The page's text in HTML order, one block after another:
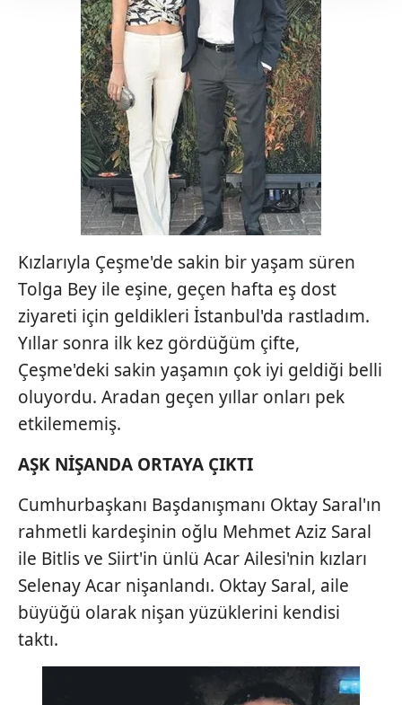
takdirde, kullanıcılara hedefli reklamlar
gösterilmeyecektir."
Sizlere daha iyi bir hizmet sunabilmek için İnternet
Sitemizde kendimize ve üçüncü kişilere ait çerezler
kullanılmaktadır. Bu çerezler vasıtasıyla çeşitli kişisel
verileriniz işlenmekte olup gerekli olan çerezler bilgi
toplumu hizmetlerinin sunulması amacıyla
kullanılmaktadır. Diğer çerezler, sitemizin daha işlevsel
kılınması ve kişiselleştirilmesi ve sizlere yönelik
reklam/pazarlama faaliyetlerinin yapılması, amaçlarıyla
sınırlı olarak açık rızanız dahilinde kullanılacaktır.
Çerezlere ilişkin tercihlerinizi aşağıda yer alan panel
vasıtasıyla belirleyebilirsiniz. Çerezlere ilişkin detaylı bilgi
için Ayarlar butonuna tıklayabilir,Çerez Bilgilendirme
Metnimiziziyaret edebilirsiniz.
6698 sayılı Kişisel Verilerin Korunması Kanunu uyarınca
hazırlanmış Aydınlatma Metnimizi okumak ve sitemizde
almak için lütfentıklayınız.
Kızlarıyla Çeşme'de sakin bir yaşam süren
Tolga Bey ile eşine, geçen hafta eş dost
ziyareti için geldikleri İstanbul'da rastladım.
Yıllar sonra ilk kez gördüğüm çifte,
Çeşme'deki sakin yaşamın çok iyi geldiği belli
oluyordu. Aradan geçen yıllar onları pek
etkilememiş.
AŞK NİŞANDA ORTAYA ÇIKTI
Cumhurbaşkanı Başdanışmanı Oktay Saral'ın
rahmetli kardeşinin oğlu Mehmet Aziz Saral
ile Bitlis ve Siirt'in ünlü Acar Ailesi'nin kızları
Selenay Acar nişanlandı. Oktay Saral, aile
büyüğü olarak nişan yüzüklerini kendisi
taktı.